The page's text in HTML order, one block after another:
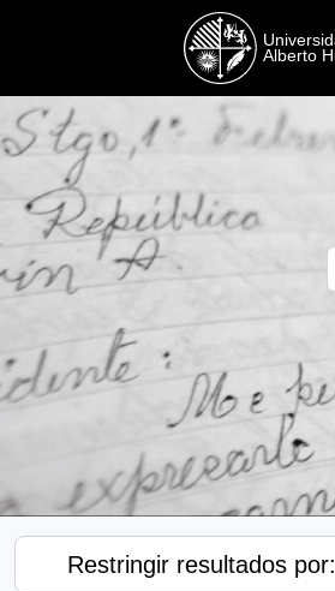
Restringir resultados por: